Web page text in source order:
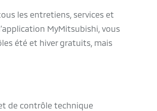
les entretiens, services et
MyMitsubishi, vous
été et hiver gratuits, mais
de contrôle technique